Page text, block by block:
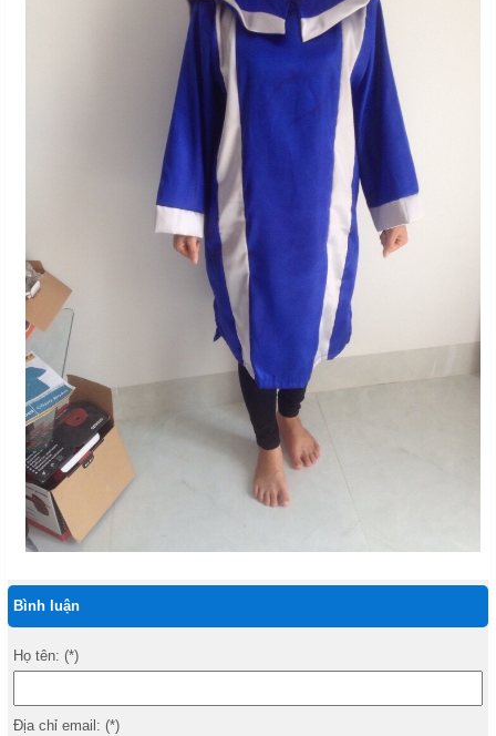
Bình luận
Họ tên: (*)
Địa chỉ email: (*)